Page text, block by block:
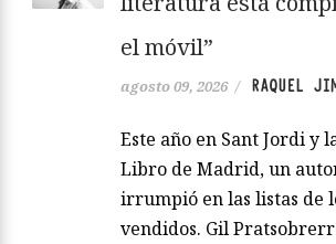
el móvil”
agosto 09, 2026 / RAQUEL
Este año en Sant Jordi y
Libro de Madrid, un
irrumpió en las listas de
vendidos. Gil